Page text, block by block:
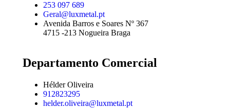
253 097 689
Geral@luxmetal.pt
Avenida Barros e Soares Nº 367
4715 -213 Nogueira Braga
Departamento Comercial
Hélder Oliveira
912823295
helder.oliveira@luxmetal.pt